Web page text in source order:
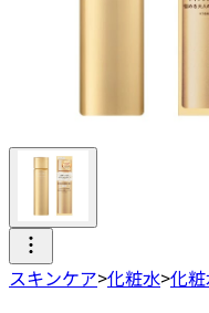
スキンケア>化粧水>化